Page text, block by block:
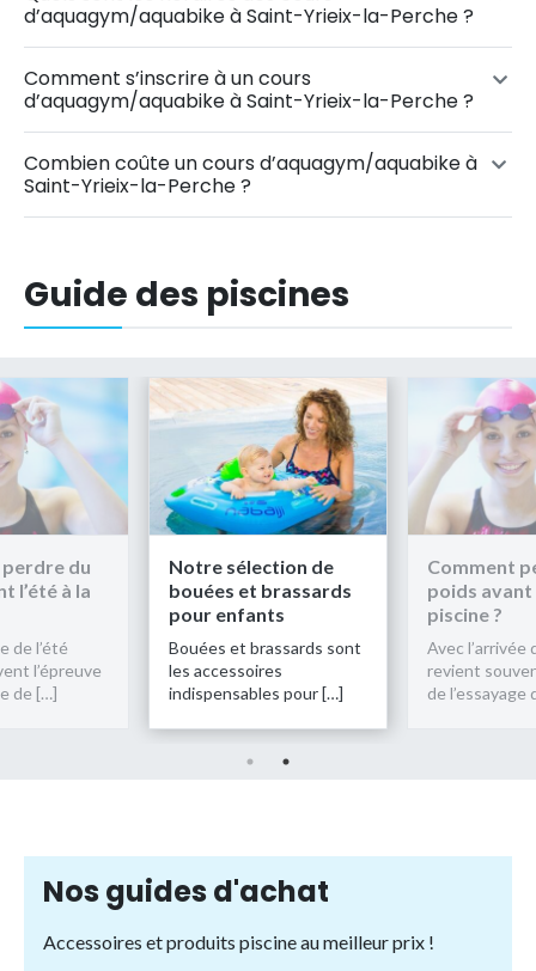
d’aquagym/aquabike à Saint-Yrieix-la-Perche ?
Comment s’inscrire à un cours
d’aquagym/aquabike à Saint-Yrieix-la-Perche ?
Combien coûte un cours d’aquagym/aquabike à
Saint-Yrieix-la-Perche ?
Guide des piscines
sélection de
et brassards
et brassards sont
accessoires
pour […]
Comment perdre du
poids avant l’été à la
piscine ?
Avec l’arrivée de l’été
revient souvent l’épreuve
de l’essayage de […]
les
Nos guides d'achat
Accessoires et produits piscine au meilleur prix !